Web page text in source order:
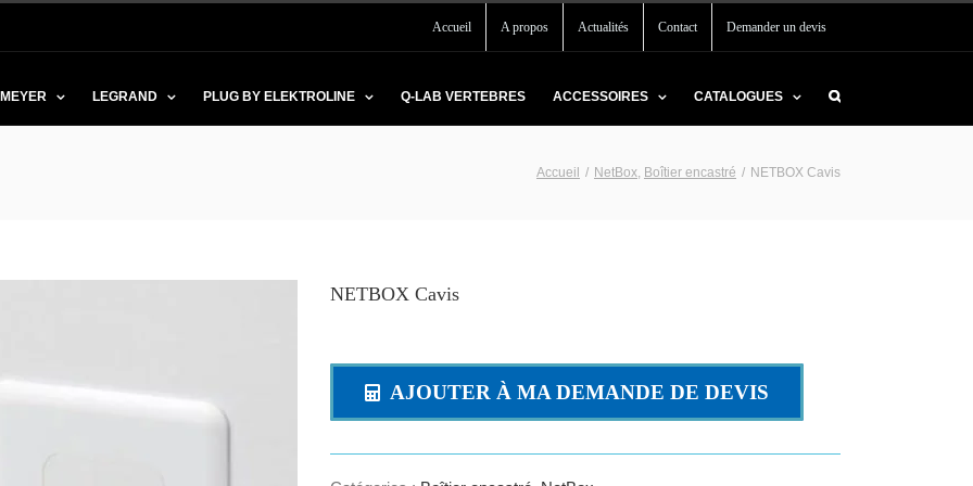
Accueil A propos Actualités Contact Demander un devis
LEGRAND PLUG BY ELEKTROLINE Q-LAB VERTEBRES ACCESSOIRES CATALOGUES
Accueil / NetBox, Boîtier encastré / NETBOX Cavis
NETBOX Cavis
AJOUTER À MA DEMANDE DE DEVIS